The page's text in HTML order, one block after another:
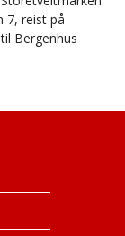
7, reist på
Bergenhus